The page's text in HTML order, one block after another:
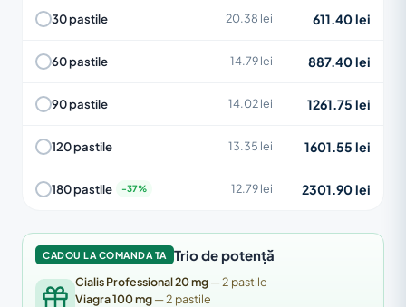
30 pastile 20.38 lei 611.40 lei
60 pastile 14.79 lei 887.40 lei
90 pastile 14.02 lei 1261.75 lei
120 pastile 13.35 lei 1601.55 lei
180 pastile 12.79 lei 2301.90 lei
CADOU LA COMANDA TA Trio de potență
Cialis Professional 20 mg— 2 pastile
Viagra 100 mg— 2 pastile